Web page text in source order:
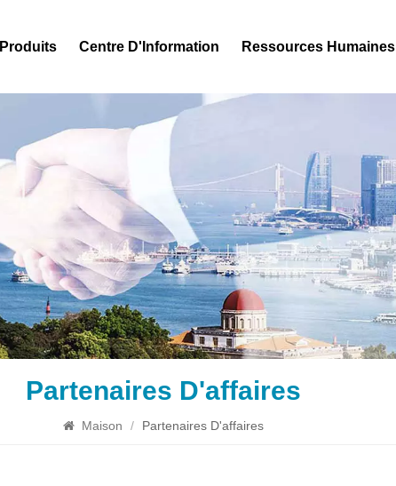
Centre D'Information Ressources Humaines
Partenaires D'affaires
Maison / Partenaires D'affaires